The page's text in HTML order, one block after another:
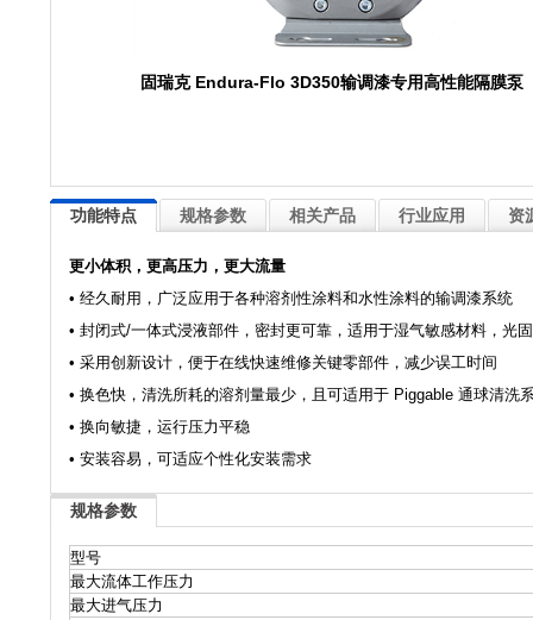
固瑞克 Endura-Flo 3D350输调漆专用高性能隔膜泵
功能特点 规格参数 相关产品 行业应用 资
更小体积，更高压力，更大流量
• 经久耐用，广泛应用于各种溶剂性涂料和水性涂料的输调漆系统
• 封闭式/一体式浸液部件，密封更可靠，适用于湿气敏感材料，光
• 采用创新设计，便于在线快速维修关键零部件，减少误工时间
• 换色快，清洗所耗的溶剂量最少，且可适用于 Piggable 通球清洗
• 换向敏捷，运行压力平稳
• 安装容易，可适应个性化安装需求
规格参数
型号
最大流体工作压力
最大进气压力